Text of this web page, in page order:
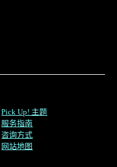
Pick Up! 主题
服务指南
咨询方式
网站地图